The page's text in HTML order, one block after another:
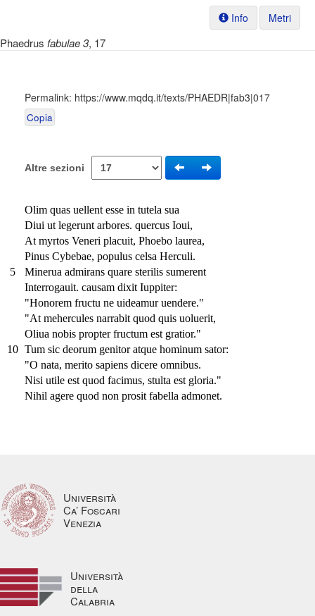
Info Metri
Phaedrus fabulae 3, 17
Permalink: https://www.mqdq.it/texts/PHAEDR|fab3|017
Copia
Altre sezioni
Olim quas uellent esse in tutela sua
Diui ut legerunt arbores. quercus Ioui,
At myrtos Veneri placuit, Phoebo laurea,
Pinus Cybebae, populus celsa Herculi.
5
Minerua admirans quare sterilis sumerent
Interrogauit. causam dixit Iuppiter:
"Honorem fructu ne uideamur uendere."
"At mehercules narrabit quod quis uoluerit,
Oliua nobis propter fructum est gratior."
10 Tum sic deorum genitor atque hominum sator:
"O nata, merito sapiens dicere omnibus.
Nisi utile est quod facimus, stulta est gloria."
Nihil agere quod non prosit fabella admonet.
Università
Ca’ Foscari
Venezia
Università
della
Calabria